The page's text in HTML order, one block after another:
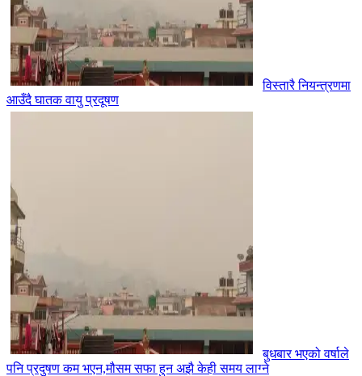
विस्तारै नियन्त्रणमा
आउँदै घातक वायु प्रदूषण
बुधबार भएको वर्षाले
पनि प्रदुषण कम भएन,मौसम सफा हुन अझै केही समय लाग्ने